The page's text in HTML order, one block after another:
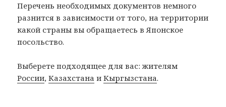
Перечень необходимых документов немного
разнится в зависимости от того, на территории
какой страны вы обращаетесь в Японское
посольство.
Выберете подходящее для вас: жителям
России,Казахстана иКыргызстана.